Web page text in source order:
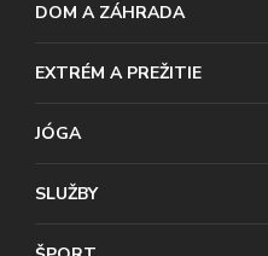
DOM A ZÁHRADA
EXTRÉM A PREŽITIE
JÓGA
SLUŽBY